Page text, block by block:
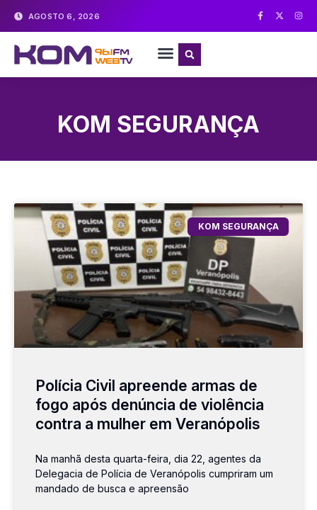
AGOSTO 6, 2026
KOM SEGURANÇA
KOM SEGURANÇA
Polícia Civil apreende armas de
fogo após denúncia de violência
contra a mulher em Veranópolis
Na manhã desta quarta-feira, dia 22, agentes da
Delegacia de Polícia de Veranópolis cumpriram um
mandado de busca e apreensão